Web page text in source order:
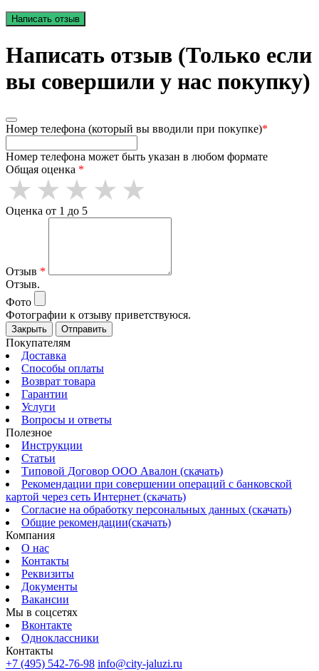
Написать отзыв
Написать отзыв (Только если
вы совершили у нас покупку)
Номер телефона (который вы вводили при покупке)*
Номер телефона может быть указан в любом формате
Общая оценка *
Оценка от 1 до 5
Отзыв *
Отзыв.
Фото
Фотографии к отзыву приветствуюся.
Закрыть Отправить
Покупателям
Доставка
Способы оплаты
Возврат товара
Гарантии
Услуги
Вопросы и ответы
Полезное
Инструкции
Статьи
Типовой Договор ООО Авалон (скачать)
Рекомендации при совершении операций с банковской
картой через сеть Интернет (скачать)
Согласие на обработку персональных данных (скачать)
Общие рекомендации(скачать)
Компания
О нас
Контакты
Реквизиты
Документы
Вакансии
Мы в соцсетях
Вконтакте
Одноклассники
Контакты
+7 (495) 542-76-98 info@city-jaluzi.ru